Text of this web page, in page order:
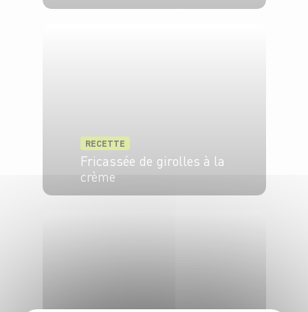
RECETTE
Fricassée de girolles à la
crème